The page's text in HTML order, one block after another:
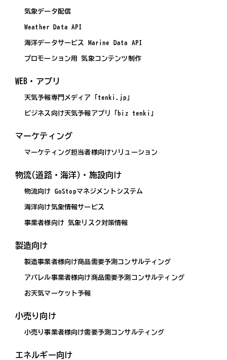
気象データ配信
Weather Data API
海洋データサービス Marine Data API
プロモーション用 気象コンテンツ制作
WEB・アプリ
天気予報専門メディア「tenki.jp」
ビジネス向け天気予報アプリ「biz tenki」
マーケティング
マーケティング担当者様向けソリューション
物流(道路・海洋)・施設向け
物流向け GoStopマネジメントシステム
海洋向け気象情報サービス
事業者様向け 気象リスク対策情報
製造向け
製造事業者様向け商品需要予測コンサルティング
アパレル事業者様向け商品需要予測コンサルティング
お天気マーケット予報
小売り向け
小売り事業者様向け需要予測コンサルティング
エネルギー向け